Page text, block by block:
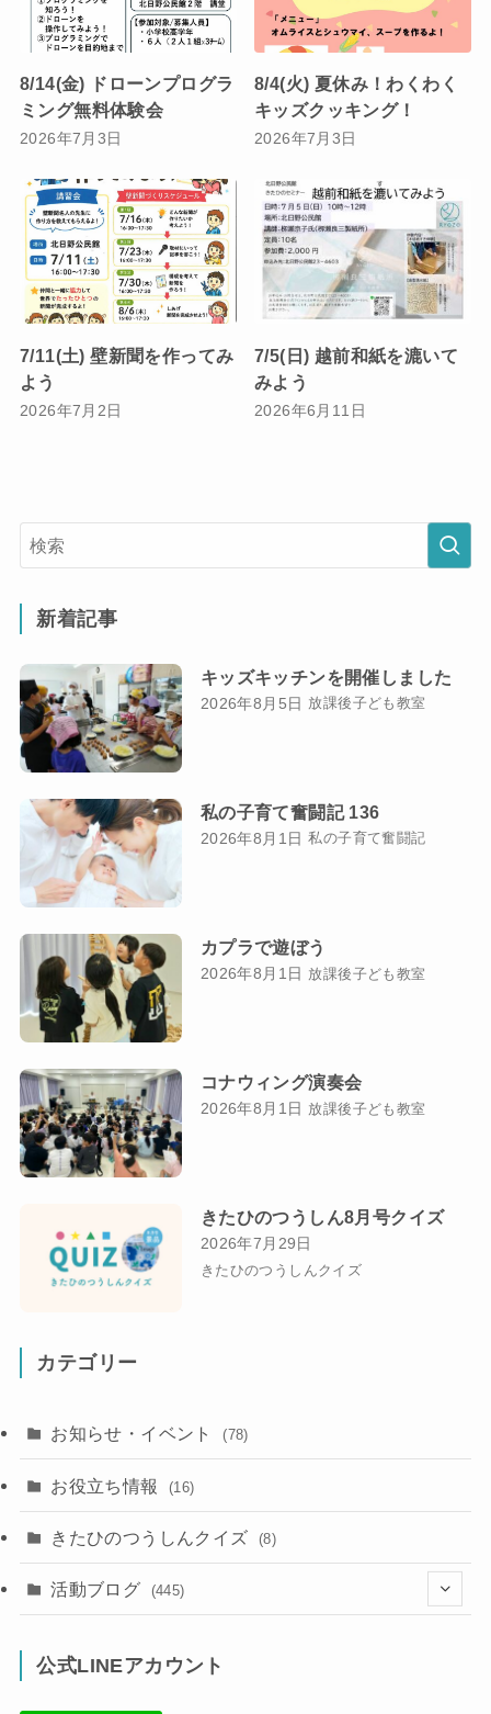
8/14(金) ドローンプログラ
ミング無料体験会
2026年7月3日
8/4(火) 夏休み！わくわく
キッズクッキング！
2026年7月3日
7/11(土) 壁新聞を作ってみ
よう
2026年7月2日
7/5(日) 越前和紙を漉いて
みよう
2026年6月11日
新着記事
キッズキッチンを開催しました
2026年8月5日 放課後子ども教室
私の子育て奮闘記 136
2026年8月1日 私の子育て奮闘記
カプラで遊ぼう
2026年8月1日 放課後子ども教室
コナウィング演奏会
2026年8月1日 放課後子ども教室
きたひのつうしん8月号クイズ
2026年7月29日
きたひのつうしんクイズ
カテゴリー
お知らせ・イベント (78)
お役立ち情報 (16)
きたひのつうしんクイズ (8)
活動ブログ (445)
公式LINEアカウント